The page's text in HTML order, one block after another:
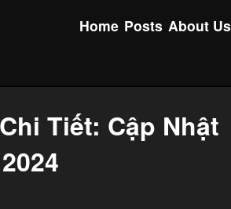
Home Posts About Us
Tiết: Cập Nhật